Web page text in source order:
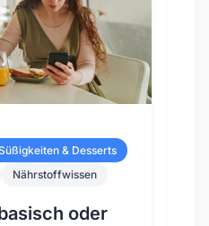
& Desserts
Nährstoffwissen
oder